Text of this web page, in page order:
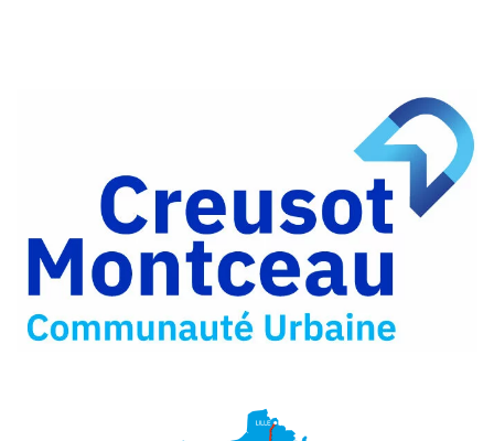
Facebook
Partager
Twitter
Partager
par
e-
mail